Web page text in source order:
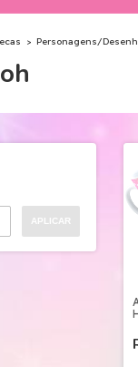
> Personagens/
APLICAR